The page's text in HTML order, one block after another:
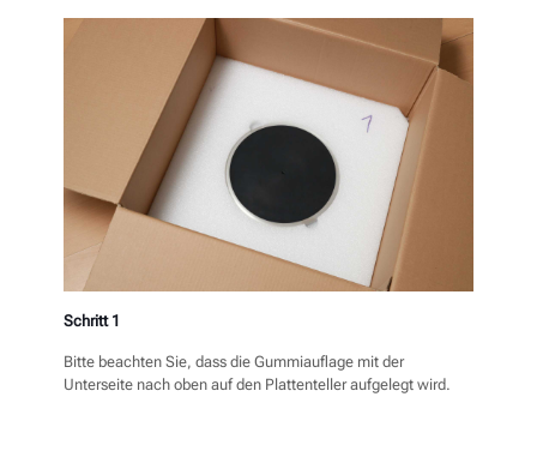
Schritt 1
Bitte beachten Sie, dass die Gummiauflage mit der
Unterseite nach oben auf den Plattenteller aufgelegt wird.